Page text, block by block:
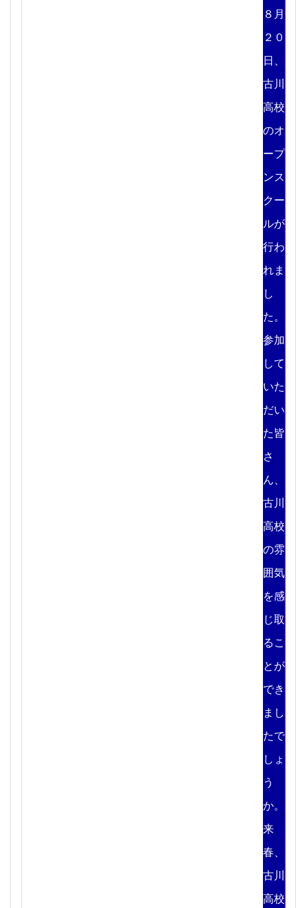
８月
２０
日、
古川
高校
のオ
ープ
ンス
クー
ルが
行わ
れま
し
た。
参加
して
いた
だい
た皆
さ
ん、
古川
高校
の雰
囲気
を感
じ取
るこ
とが
でき
まし
たで
しょ
う
か。
来
春、
古川
高校